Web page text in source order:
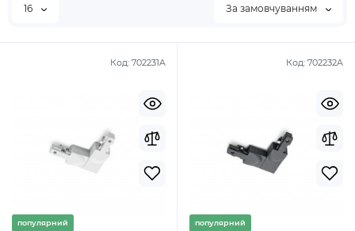
16 За замовчуванням
Код: 702231A
популярний
Код: 702232A
популярний